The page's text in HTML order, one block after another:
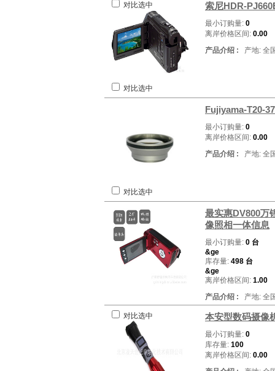
对比选中 索尼HDR-
最小订购量: 0
离岸价格区间: 0.00
产品介绍 : 产地: 全
对比选中
Fujiyama-T20-
最小订购量: 0
离岸价格区间: 0.00
产品介绍 : 产地: 全
对比选中
最实惠DV800万
像照相一体信息
最小订购量: 0 台
&ge
库存量: 498 台
&ge
离岸价格区间: 1.00
产品介绍 : 产地: 全
对比选中 本安型数码摄像
最小订购量: 0
库存量: 100
离岸价格区间: 0.00